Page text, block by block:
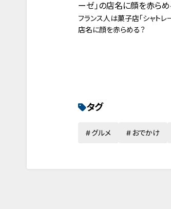
フランス人は菓子店「シャトレ
店名に顔を赤らめる？
タグ
グルメ おでかけ